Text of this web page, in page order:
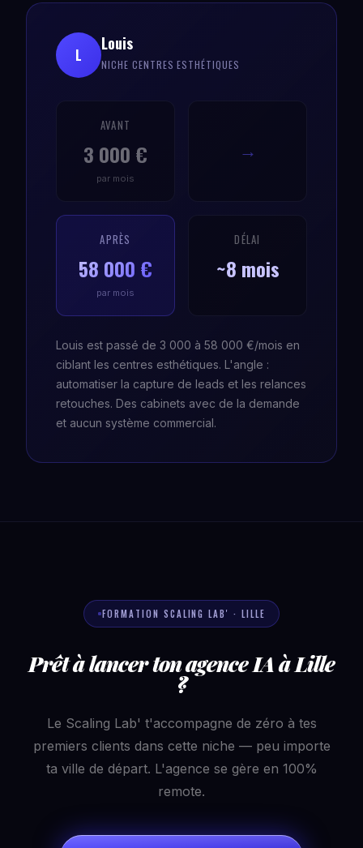
L
Louis
NICHE CENTRES ESTHÉTIQUES
AVANT
3 000 €
par mois
→
APRÈS
58 000 €
par mois
DÉLAI
~8 mois
Louis est passé de 3 000 à 58 000 €/mois en
ciblant les centres esthétiques. L'angle :
automatiser la capture de leads et les relances
retouches. Des cabinets avec de la demande
et aucun système commercial.
FORMATION SCALING LAB' · LILLE
Prêt à lancer ton agence IA à Lille
?
Le Scaling Lab' t'accompagne de zéro à tes
premiers clients dans cette niche — peu importe
ta ville de départ. L'agence se gère en 100%
remote.